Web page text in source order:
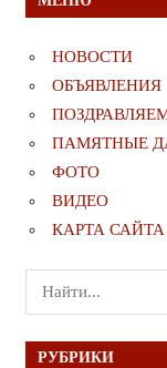
НОВОСТИ
ОБЪЯВЛЕНИЯ
ПАМЯТНЫЕ
ФОТО
ВИДЕО
КАРТА САЙТА
Поиск
для:
РУБРИКИ